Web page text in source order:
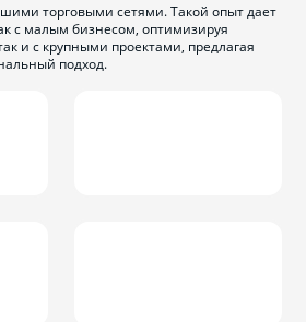
торговыми сетями. Такой опыт дает
с малым бизнесом, оптимизируя
и с крупными проектами, предлагая
подход.